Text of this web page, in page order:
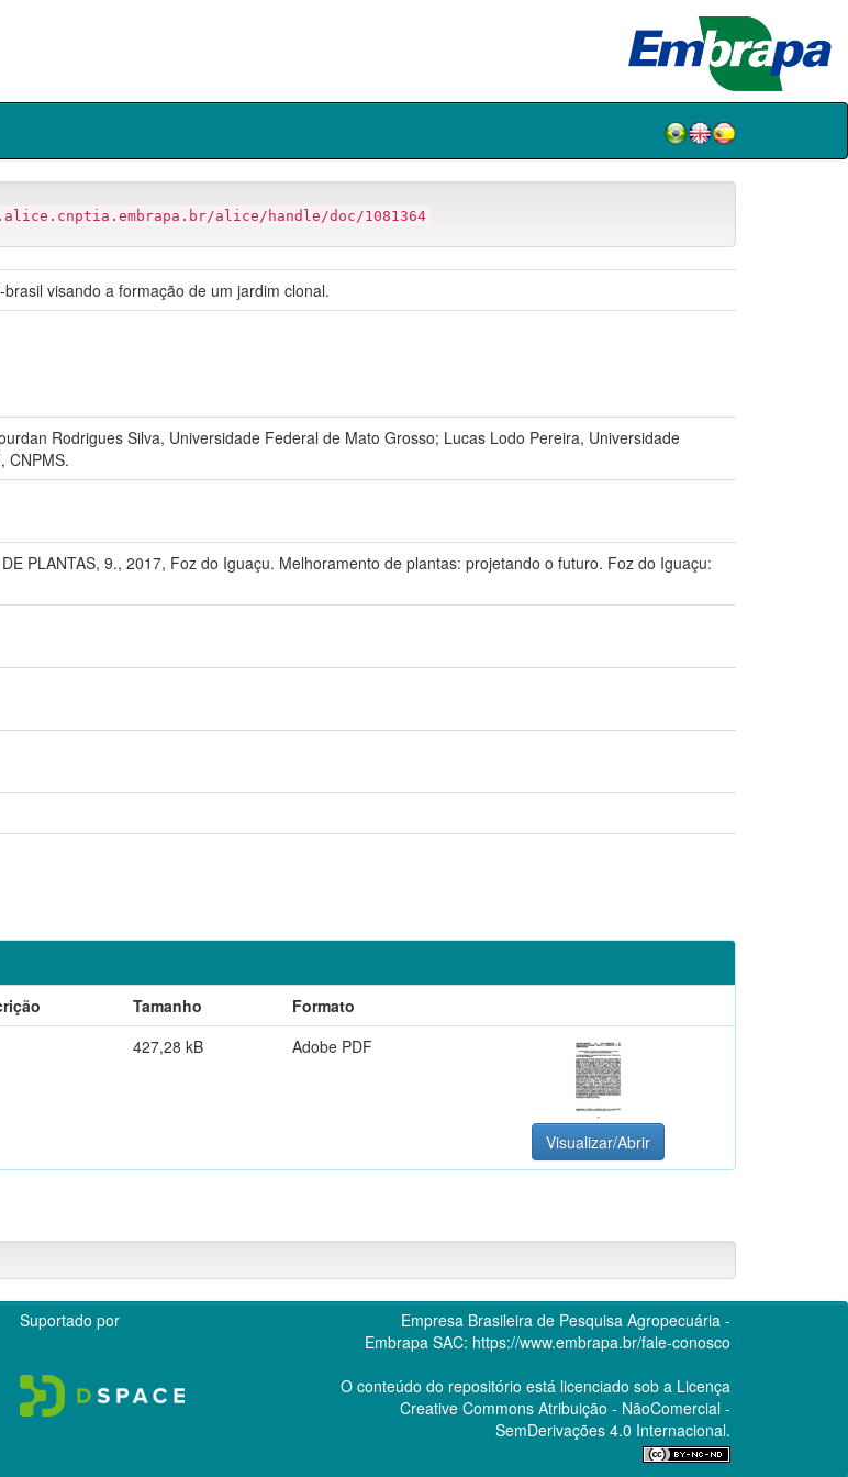
alice/handle/doc/1081364
visando a formação de um jardim clonal.
Rodrigues Silva, Universidade Federal de Mato Grosso; Lucas Lodo Pereira, Universidade
CNPMS.
PLANTAS, 9., 2017, Foz do Iguaçu. Melhoramento de plantas: projetando o futuro. Foz do Iguaçu:
Tamanho
Formato
427,28 kB Adobe PDF
Visualizar/Abrir
Suportado por
Empresa Brasileira de Pesquisa Agropecuária -
Embrapa SAC: https://www.embrapa.br/fale-conosco
O conteúdo do repositório está licenciado sob a Licença
Creative CommonsAtribuição - NãoComercial -
SemDerivações 4.0 Internacional.